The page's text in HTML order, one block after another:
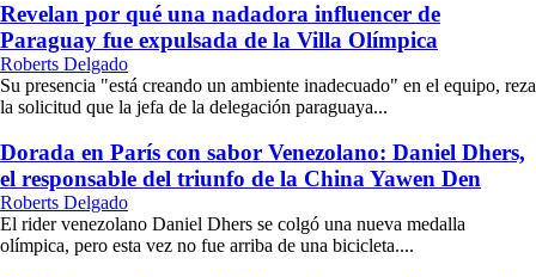
Revelan por qué una nadadora influencer de
Paraguay fue expulsada de la Villa Olímpica
Roberts Delgado
Su presencia "está creando un ambiente inadecuado" en el equipo, reza
la solicitud que la jefa de la delegación paraguaya...
Dorada en París con sabor Venezolano: Daniel Dhers,
el responsable del triunfo de la China Yawen Den
Roberts Delgado
El rider venezolano Daniel Dhers se colgó una nueva medalla
olímpica, pero esta vez no fue arriba de una bicicleta....